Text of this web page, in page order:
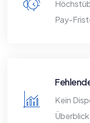
Pay-
Kein